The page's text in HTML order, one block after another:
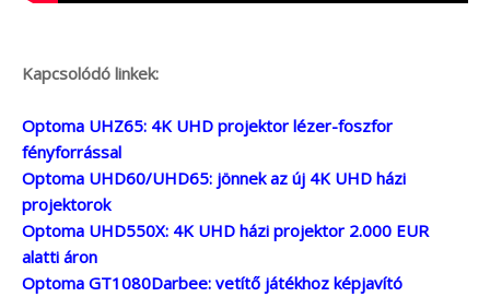
Kapcsolódó linkek:
Optoma UHZ65: 4K UHD projektor lézer-foszfor
fényforrással
Optoma UHD60/UHD65: jönnek az új 4K UHD házi
projektorok
Optoma UHD550X: 4K UHD házi projektor 2.000 EUR
alatti áron
Optoma GT1080Darbee: vetítő játékhoz képjavító